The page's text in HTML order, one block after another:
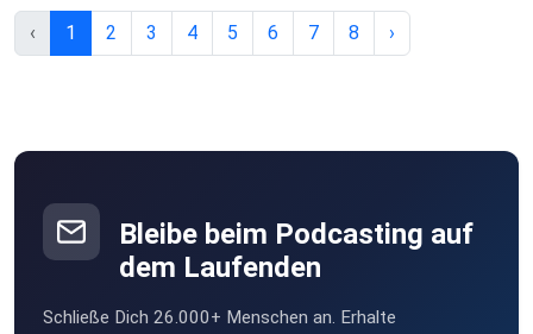
‹ 1 2 3 4 5 6 7 8 ›
Bleibe beim Podcasting auf
dem Laufenden
Schließe Dich 26.000+ Menschen an. Erhalte